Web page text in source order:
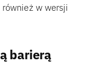
w wersji
barierą